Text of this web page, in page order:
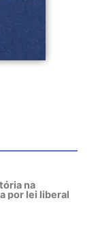
na
por lei liberal